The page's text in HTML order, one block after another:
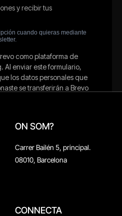
ON SOM?
Carrer Bailén 5, principal.
08010, Barcelona
CONNECTA